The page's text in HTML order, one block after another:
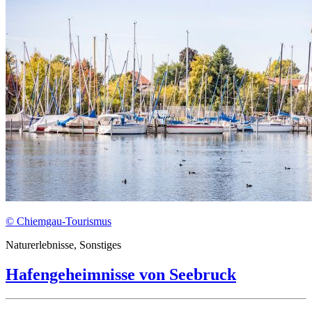
© Chiemgau-Tourismus
Naturerlebnisse, Sonstiges
Hafengeheimnisse von Seebruck